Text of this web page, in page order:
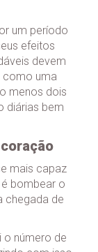
um período
efeitos
devem
como uma
menos dois
diárias bem
mais capaz
bombear o
chegada de
o número de